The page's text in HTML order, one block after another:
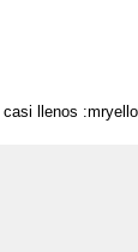
llenos